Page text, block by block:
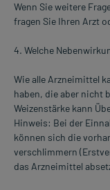
Wenn Sie weitere
fragen Sie Ihren Arzt
4. Welche
Wie alle Arzneimittel
haben, die aber nicht
Weizenstärke kann
Hinweis: Bei der
können sich die
verschlimmern
das Arzneimittel